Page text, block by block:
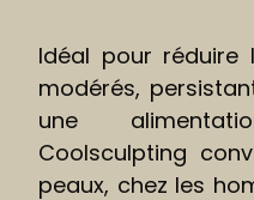
Idéal pour réduire
modérés,
une
Coolsculpting
peaux, chez les